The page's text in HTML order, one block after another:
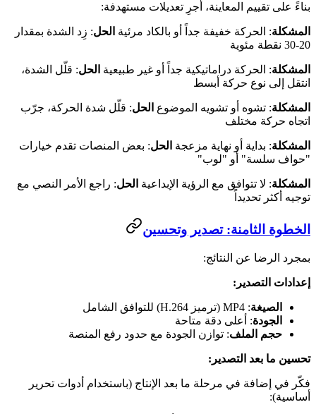
بناءً على تقييم المعاينة، أجرِ تعديلات مستهدفة:
المشكلة: الحركة خفيفة جداً أو بالكاد مرئية الحل: زِد الشدة بمقدار
20-30 نقطة مئوية
المشكلة: الحركة دراماتيكية جداً أو غير طبيعية الحل: قلّل الشدة،
انتقل إلى نوع حركة أبسط
المشكلة: تشوه أو تشويه الموضوع الحل: قلّل شدة الحركة، جرّب
اتجاه حركة مختلف
المشكلة: بداية أو نهاية مزعجة الحل: بعض المنصات تقدم خيارات
"حواف سلسة" أو "لوب"
المشكلة: لا تتوافق مع الرؤية الإبداعية الحل: راجع الأمر النصي مع
توجيه أكثر تحديداً
الخطوة الثامنة: تصدير وتحسين
بمجرد الرضا عن النتائج:
إعدادات التصدير:
الصيغة: MP4 (ترميز H.264) للتوافق الشامل
الجودة: أعلى دقة متاحة
حجم الملف: توازن الجودة مع حدود رفع المنصة
تحسين ما بعد التصدير:
فكّر في إضافة في مرحلة ما بعد الإنتاج (باستخدام أدوات تحرير
أساسية):